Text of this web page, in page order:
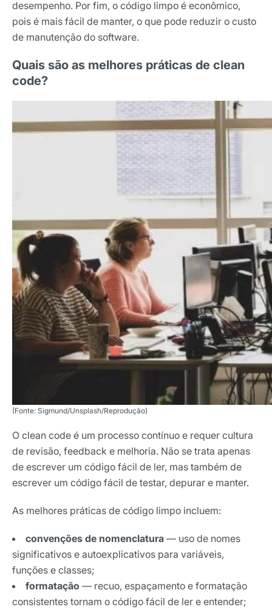
desempenho. Por fim, o código limpo é econômico,
pois é mais fácil de manter, o que pode reduzir o custo
de manutenção do software.
Quais são as melhores práticas de clean
code?
(Fonte: Sigmund/Unsplash/Reprodução)
O clean code é um processo contínuo e requer cultura
de revisão, feedback e melhoria. Não se trata apenas
de escrever um código fácil de ler, mas também de
escrever um código fácil de testar, depurar e manter.
As melhores práticas de código limpo incluem:
convenções de nomenclatura — uso de nomes
significativos e autoexplicativos para variáveis,
funções e classes;
formatação — recuo, espaçamento e formatação
consistentes tornam o código fácil de ler e entender;